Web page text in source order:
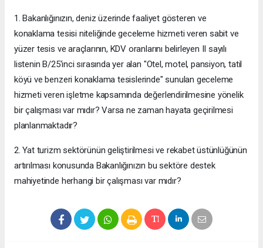
1. Bakanlığınızın, deniz üzerinde faaliyet gösteren ve
konaklama tesisi niteliğinde geceleme hizmeti veren sabit ve
yüzer tesis ve araçlarının, KDV oranlarını belirleyen II sayılı
listenin B/25'inci sırasında yer alan "Otel, motel, pansiyon, tatil
köyü ve benzeri konaklama tesislerinde" sunulan geceleme
hizmeti veren işletme kapsamında değerlendirilmesine yönelik
bir çalışması var mıdır? Varsa ne zaman hayata geçirilmesi
planlanmaktadır?
2. Yat turizm sektörünün geliştirilmesi ve rekabet üstünlüğünün
artırılması konusunda Bakanlığınızın bu sektöre destek
mahiyetinde herhangi bir çalışması var mıdır?